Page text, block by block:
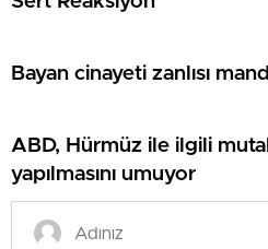
Bayan cinayeti zanlısı
ABD, Hürmüz ile ilgili
yapılmasını umuyor